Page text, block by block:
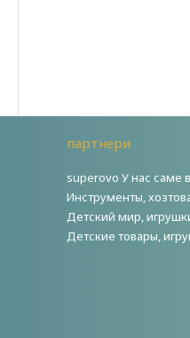
партнери
superovo У нас саме
Инструменты,
Детский мир,
Детские товары,